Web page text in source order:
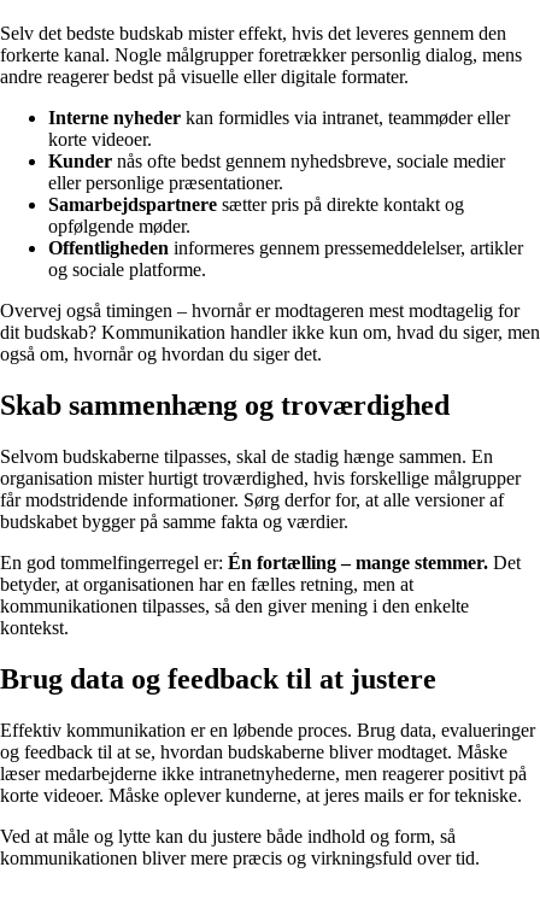
Selv det bedste budskab mister effekt, hvis det leveres gennem den
forkerte kanal. Nogle målgrupper foretrækker personlig dialog, mens
andre reagerer bedst på visuelle eller digitale formater.
Interne nyheder kan formidles via intranet, teammøder eller
korte videoer.
Kunder nås ofte bedst gennem nyhedsbreve, sociale medier
eller personlige præsentationer.
Samarbejdspartnere sætter pris på direkte kontakt og
opfølgende møder.
Offentligheden informeres gennem pressemeddelelser, artikler
og sociale platforme.
Overvej også timingen – hvornår er modtageren mest modtagelig for
dit budskab? Kommunikation handler ikke kun om, hvad du siger, men
også om, hvornår og hvordan du siger det.
Skab sammenhæng og troværdighed
Selvom budskaberne tilpasses, skal de stadig hænge sammen. En
organisation mister hurtigt troværdighed, hvis forskellige målgrupper
får modstridende informationer. Sørg derfor for, at alle versioner af
budskabet bygger på samme fakta og værdier.
En god tommelfingerregel er: Én fortælling – mange stemmer. Det
betyder, at organisationen har en fælles retning, men at
kommunikationen tilpasses, så den giver mening i den enkelte
kontekst.
Brug data og feedback til at justere
Effektiv kommunikation er en løbende proces. Brug data, evalueringer
og feedback til at se, hvordan budskaberne bliver modtaget. Måske
læser medarbejderne ikke intranetnyhederne, men reagerer positivt på
korte videoer. Måske oplever kunderne, at jeres mails er for tekniske.
Ved at måle og lytte kan du justere både indhold og form, så
kommunikationen bliver mere præcis og virkningsfuld over tid.